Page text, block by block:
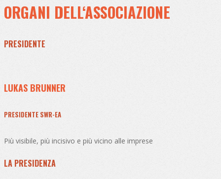
ORGANI DELL‘ASSOCIAZIONE
PRESIDENTE
LUKAS BRUNNER
PRESIDENTE SWR-EA
Più visibile, più incisivo e più vicino alle imprese
LA PRESIDENZA